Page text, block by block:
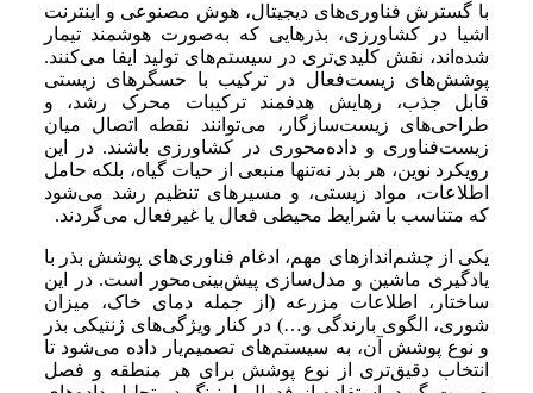
با گسترش فناوری‌های دیجیتال، هوش مصنوعی و اینترنت
اشیا در کشاورزی، بذرهایی که به‌صورت هوشمند تیمار
شده‌اند، نقش کلیدی‌تری در سیستم‌های تولید ایفا می‌کنند.
پوشش‌های زیست‌فعال در ترکیب با حسگرهای زیستی
قابل جذب، رهایش هدفمند ترکیبات محرک رشد، و
طراحی‌های زیست‌سازگار، می‌توانند نقطه اتصال میان
زیست‌فناوری و داده‌محوری در کشاورزی باشند. در این
رویکرد نوین، هر بذر نه‌تنها منبعی از حیات گیاه، بلکه حامل
اطلاعات، مواد زیستی، و مسیرهای تنظیم رشد می‌شود
که متناسب با شرایط محیطی فعال یا غیرفعال می‌گردند.
یکی از چشم‌اندازهای مهم، ادغام فناوری‌های پوشش بذر با
یادگیری ماشین و مدل‌سازی پیش‌بینی‌محور است. در این
ساختار، اطلاعات مزرعه (از جمله دمای خاک، میزان
شوری، الگوی بارندگی و…) در کنار ویژگی‌های ژنتیکی بذر
و نوع پوشش آن، به سیستم‌های تصمیم‌یار داده می‌شود تا
انتخاب دقیق‌تری از نوع پوشش برای هر منطقه و فصل